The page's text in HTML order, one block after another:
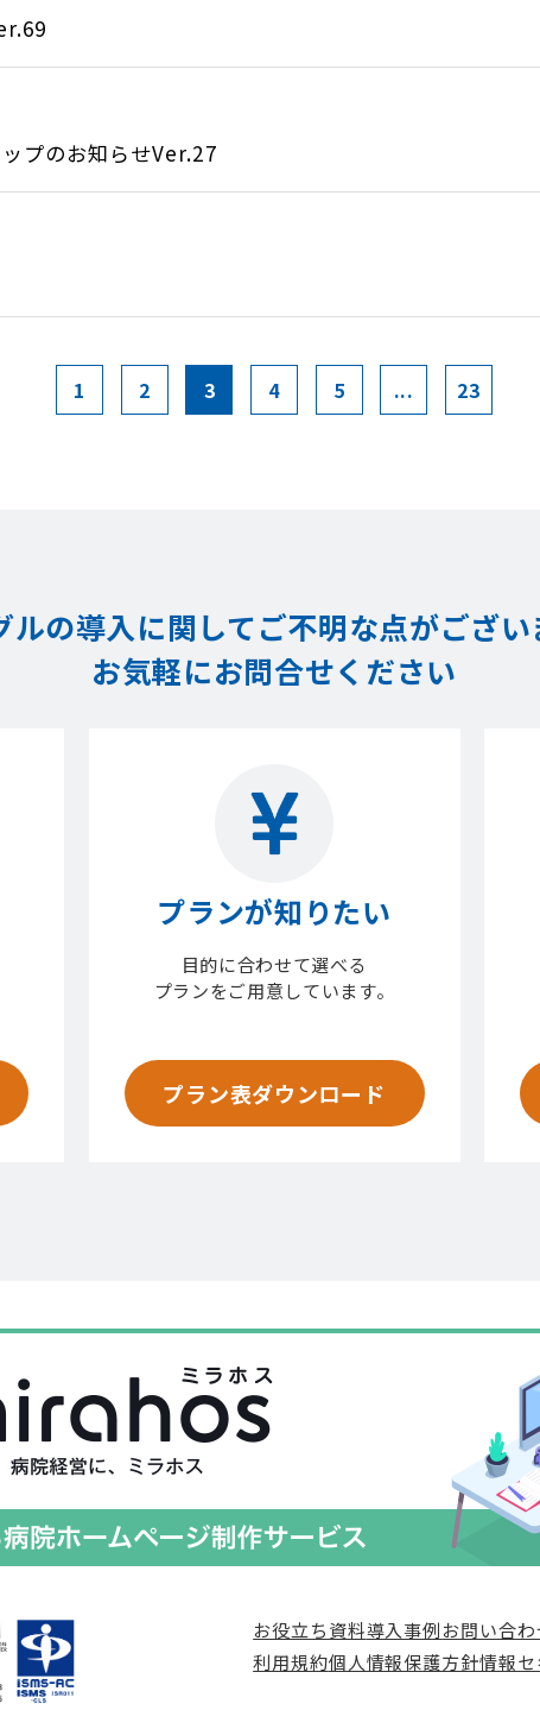
プのお知らせVer.27
1 2 3 4 5 ... 23
ルの導入に関してご不明な点がござ
お気軽にお問合せください
プランが知りたい
目的に合わせて選べる
プランをご用意しています。
プラン表ダウンロード
お役立ち資料導入事例お問い合
利用規約個人情報保護方針情報